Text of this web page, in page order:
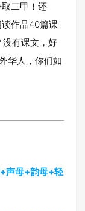
二甲！还
作品40篇课
没有课文，好
华人，你们如
声母+韵母+轻